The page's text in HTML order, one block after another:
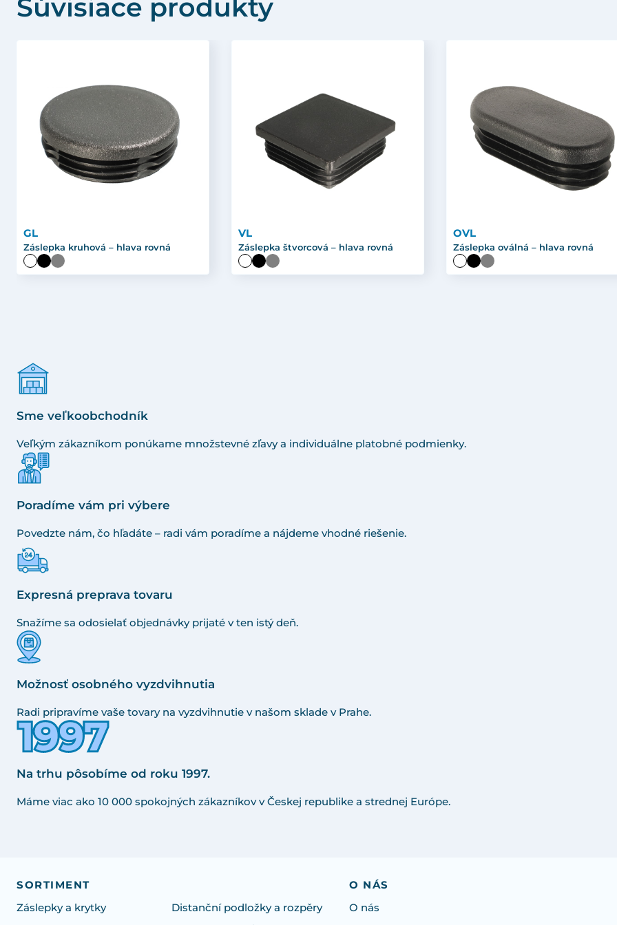
Súvisiace produkty
GL
Záslepka kruhová – hlava rovná
VL
Záslepka štvorcová – hlava rovná
OVL
Záslepka oválná – hlava rovná
Sme veľkoobchodník
Veľkým zákazníkom ponúkame množstevné zľavy a individuálne platobné podmienky.
Poradíme vám pri výbere
Povedzte nám, čo hľadáte – radi vám poradíme a nájdeme vhodné riešenie.
Expresná preprava tovaru
Snažíme sa odosielať objednávky prijaté v ten istý deň.
Možnosť osobného vyzdvihnutia
Radi pripravíme vaše tovary na vyzdvihnutie v našom sklade v Prahe.
Na trhu pôsobíme od roku 1997.
Máme viac ako 10 000 spokojných zákazníkov v Českej republike a strednej Európe.
SORTIMENT
Záslepky a krytky
Distanční podložky a rozpěry
O NÁS
O nás